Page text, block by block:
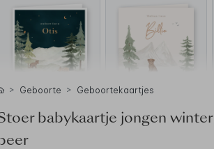
Geboorte Geboortekaartjes
babykaartje jongen